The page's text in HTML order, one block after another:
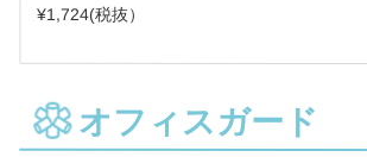
¥1,724(税抜）
オフィスガード